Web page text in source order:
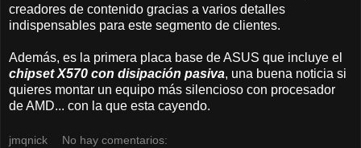
creadores de contenido gracias a varios detalles
indispensables para este segmento de clientes.
Además, es la primera placa base de ASUS que incluye el
chipset X570 con disipación pasiva, una buena noticia si
quieres montar un equipo más silencioso con procesador
de AMD... con la que esta cayendo.
jmqnick No hay comentarios: